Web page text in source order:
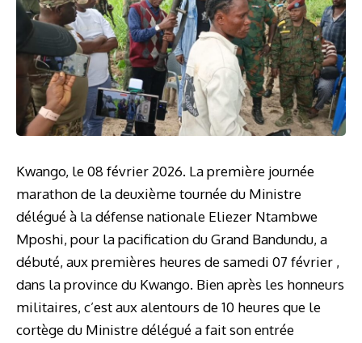
Kwango, le 08 février 2026. La première journée
marathon de la deuxième tournée du Ministre
délégué à la défense nationale Eliezer Ntambwe
Mposhi, pour la pacification du Grand Bandundu, a
débuté, aux premières heures de samedi 07 février ,
dans la province du Kwango. Bien après les honneurs
militaires, c’est aux alentours de 10 heures que le
cortège du Ministre délégué a fait son entrée